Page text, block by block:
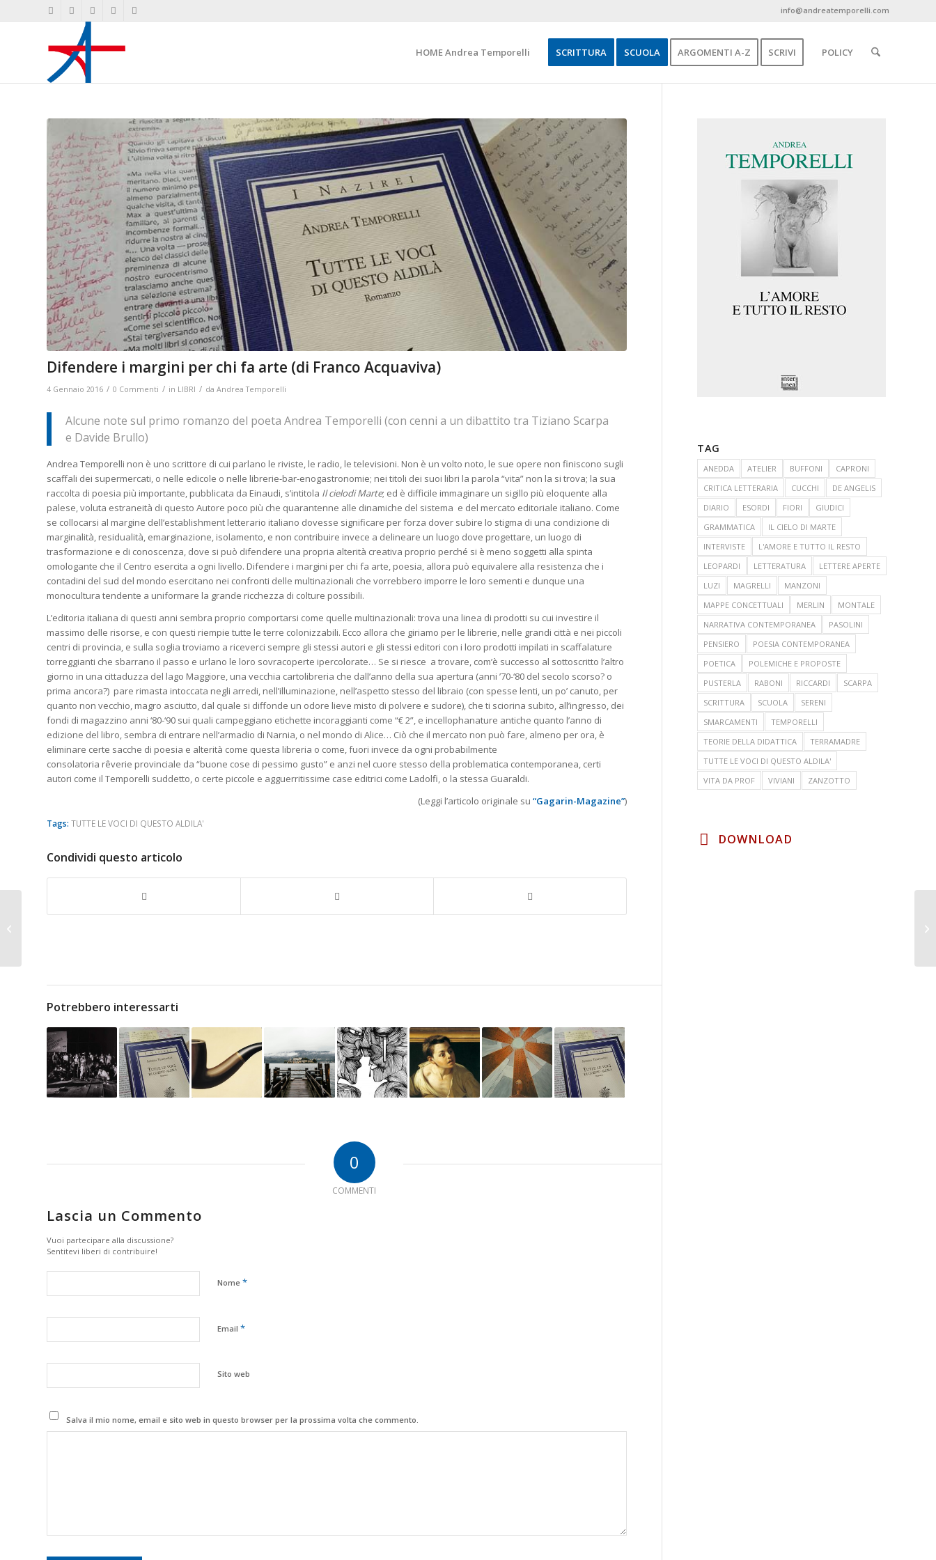
info@andreatemporelli.com
HOME Andrea Temporelli SCRITTURA SCUOLA ARGOMENTI A-Z SCRIVI POLICY
Difendere i margini per chi fa arte (di Franco Acquaviva)
4 Gennaio 2016 / 0 Commenti / in LIBRI / da Andrea Temporelli
Alcune note sul primo romanzo del poeta Andrea Temporelli (con cenni a un dibattito tra Tiziano Scarpa
e Davide Brullo)
Andrea Temporelli non è uno scrittore di cui parlano le riviste, le radio, le televisioni. Non è un volto noto, le sue opere non finiscono sugli
scaffali dei supermercati, o nelle edicole o nelle librerie-bar-enogastronomie; nei titoli dei suoi libri la parola “vita” non la si trova; la sua
raccolta di poesia più importante, pubblicata da Einaudi, s’intitola Il cielodi Marte; ed è difficile immaginare un sigillo più eloquente alla
palese, voluta estraneità di questo Autore poco più che quarantenne alle dinamiche del sistema e del mercato editoriale italiano. Come
se collocarsi al margine dell’establishment letterario italiano dovesse significare per forza dover subire lo stigma di una condizione di
marginalità, residualità, emarginazione, isolamento, e non contribuire invece a delineare un luogo dove progettare, un luogo di
trasformazione e di conoscenza, dove si può difendere una propria alterità creativa proprio perché si è meno soggetti alla spinta
omologante che il Centro esercita a ogni livello. Difendere i margini per chi fa arte, poesia, allora può equivalere alla resistenza che i
contadini del sud del mondo esercitano nei confronti delle multinazionali che vorrebbero imporre le loro sementi e dunque una
monocultura tendente a uniformare la grande ricchezza di colture possibili.
L’editoria italiana di questi anni sembra proprio comportarsi come quelle multinazionali: trova una linea di prodotti su cui investire il
massimo delle risorse, e con questi riempie tutte le terre colonizzabili. Ecco allora che giriamo per le librerie, nelle grandi città e nei piccoli
centri di provincia, e sulla soglia troviamo a riceverci sempre gli stessi autori e gli stessi editori con i loro prodotti impilati in scaffalature
torreggianti che sbarrano il passo e urlano le loro sovracoperte ipercolorate… Se si riesce a trovare, com’è successo al sottoscritto l’altro
giorno in una cittaduzza del lago Maggiore, una vecchia cartolibreria che dall’anno della sua apertura (anni ’70-‘80 del secolo scorso? o
prima ancora?) pare rimasta intoccata negli arredi, nell’illuminazione, nell’aspetto stesso del libraio (con spesse lenti, un po’ canuto, per
quanto non vecchio, magro asciutto, dal quale si diffonde un odore lieve misto di polvere e sudore), che ti sciorina subito, all’ingresso, dei
fondi di magazzino anni ‘80-‘90 sui quali campeggiano etichette incoraggianti come “€ 2”, e incellophanature antiche quanto l’anno di
edizione del libro, sembra di entrare nell’armadio di Narnia, o nel mondo di Alice… Ciò che il mercato non può fare, almeno per ora, è
eliminare certe sacche di poesia e alterità come questa libreria o come, fuori invece da ogni probabilmente
consolatoria rêverie provinciale da “buone cose di pessimo gusto” e anzi nel cuore stesso della problematica contemporanea, certi
autori come il Temporelli suddetto, o certe piccole e agguerritissime case editrici come Ladolfi, o la stessa Guaraldi.
(Leggi l’articolo originale su“Gagarin-Magazine”)
Tags: TUTTE LE VOCI DI QUESTO ALDILA'
Condividi questo articolo
Potrebbero interessarti
0
COMMENTI
Lascia un Commento
Vuoi partecipare alla discussione?
Sentitevi liberi di contribuire!
Nome *
Email *
Sito web
Salva il mio nome, email e sito web in questo browser per la prossima volta che commento.
TAG
ANEDDA ATELIER BUFFONI
CAPRONI
CRITICA LETTERARIA
CUCCHI
DE ANGELIS
DIARIO
ESORDI FIORI
GIUDICI
GRAMMATICA
IL CIELO DI MARTE
INTERVISTE
L'AMORE E TUTTO IL RESTO
LEOPARDI
LETTERATURA
LETTERE APERTE
LUZI
MAGRELLI
MANZONI
MAPPE CONCETTUALI
MERLIN
MONTALE
NARRATIVA CONTEMPORANEA
PASOLINI
PENSIERO
POESIA CONTEMPORANEA
POETICA
POLEMICHE E PROPOSTE
PUSTERLA
RABONI RICCARDI
SCARPA
SCRITTURA
SCUOLA
SERENI
SMARCAMENTI
TEMPORELLI
TEORIE DELLA DIDATTICA
TERRAMADRE
TUTTE LE VOCI DI QUESTO ALDILA'
VITA DA PROF
VIVIANI ZANZOTTO
DOWNLOAD
Restare vergini o